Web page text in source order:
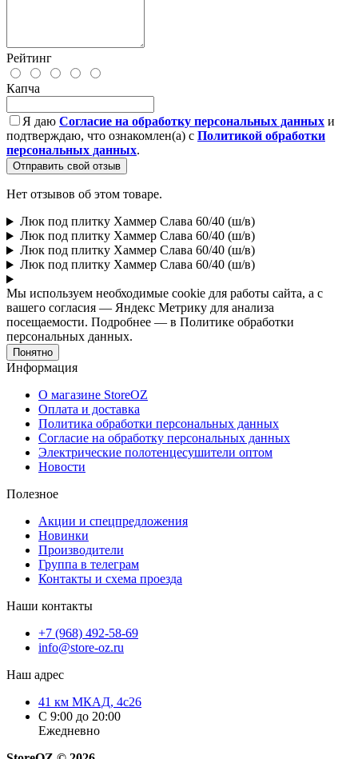
Рейтинг
Капча
Я даю Согласие на обработку персональных данных и
подтверждаю, что ознакомлен(а) с Политикой обработки
персональных данных.
Отправить свой отзыв
Нет отзывов об этом товаре.
Люк под плитку Хаммер Слава 60/40 (ш/в)
Люк под плитку Хаммер Слава 60/40 (ш/в)
Люк под плитку Хаммер Слава 60/40 (ш/в)
Люк под плитку Хаммер Слава 60/40 (ш/в)
Мы используем необходимые cookie для работы сайта, а с
вашего согласия — Яндекс Метрику для анализа
посещаемости. Подробнее — в Политике обработки
персональных данных.
Понятно
Информация
О магазине StoreOZ
Оплата и доставка
Политика обработки персональных данных
Согласие на обработку персональных данных
Электрические полотенцесушители оптом
Новости
Полезное
Акции и спецпредложения
Новинки
Производители
Группа в телеграм
Контакты и схема проезда
Наши контакты
+7 (968) 492-58-69
info@store-oz.ru
Наш адрес
41 км МКАД, 4с26
C 9:00 до 20:00
Ежедневно